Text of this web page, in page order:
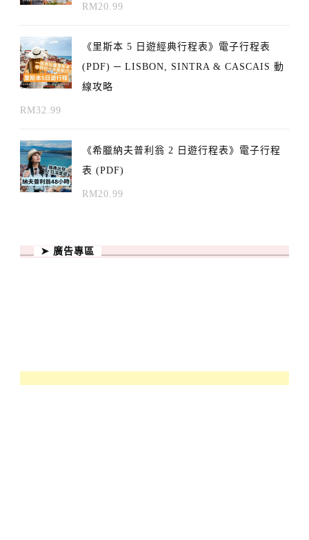
RM20.99
《里斯本 5 日遊經典行程表》電子行程表
(PDF) ─ LISBON, SINTRA & CASCAIS 動
線攻略
RM32.99
《希臘納夫普利翁 2 日遊行程表》電子行程
表 (PDF)
RM20.99
➤ 廣告專區